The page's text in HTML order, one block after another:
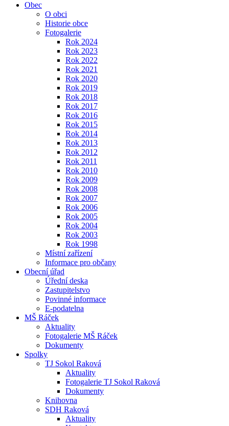
Obec
O obci
Historie obce
Fotogalerie
Rok 2024
Rok 2023
Rok 2022
Rok 2021
Rok 2020
Rok 2019
Rok 2018
Rok 2017
Rok 2016
Rok 2015
Rok 2014
Rok 2013
Rok 2012
Rok 2011
Rok 2010
Rok 2009
Rok 2008
Rok 2007
Rok 2006
Rok 2005
Rok 2004
Rok 2003
Rok 1998
Místní zařízení
Informace pro občany
Obecní úřad
Úřední deska
Zastupitelstvo
Povinné informace
E-podatelna
MŠ Ráček
Aktuality
Fotogalerie MŠ Ráček
Dokumenty
Spolky
TJ Sokol Raková
Aktuality
Fotogalerie TJ Sokol Raková
Dokumenty
Knihovna
SDH Raková
Aktuality